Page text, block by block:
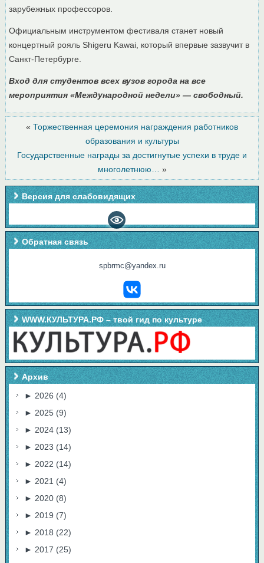
зарубежных профессоров.
Официальным инструментом фестиваля станет новый
концертный рояль Shigeru Kawai, который впервые зазвучит в
Санкт-Петербурге.
Вход для студентов всех вузов города на все
мероприятия «Международной недели» — свободный.
« Торжественная церемония награждения работников
образования и культуры
Государственные награды за достигнутые успехи в труде и
многолетнюю…
»
Версия для слабовидящих
Обратная связь
spbrmc@yandex.ru
WWW.КУЛЬТУРА.РФ – твой гид по культуре
Архив
► 2026 (4)
► 2025 (9)
► 2024 (13)
► 2023 (14)
► 2022 (14)
► 2021 (4)
► 2020 (8)
► 2019 (7)
► 2018 (22)
► 2017 (25)